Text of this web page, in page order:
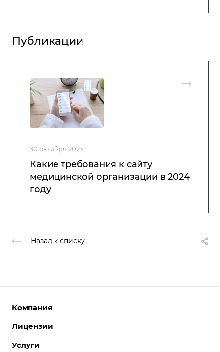
Публикации
30 октября 2023
Какие требования к сайту
медицинской организации в 2024
году
Назад к списку
Компания
О компании
Лицензии
Интернет-магазины
Услуги